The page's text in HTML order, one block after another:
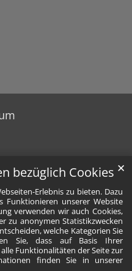
bezüglich Cookies
Erlebnis zu bieten. Dazu
Funktionieren unserer Website
verwenden wir auch Cookies,
zu anonymen Statistikzwecken
welche Kategorien Sie
Sie, dass auf Basis Ihrer
Funktionalitäten der Seite zur
finden Sie in unserer
✕